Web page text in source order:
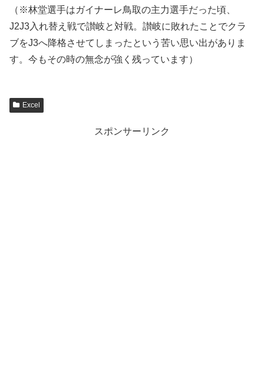
（※林堂選手はガイナーレ鳥取の主力選手だった頃、
J2J3入れ替え戦で讃岐と対戦。讃岐に敗れたことでクラ
ブをJ3へ降格させてしまったという苦い思い出がありま
す。今もその時の無念が強く残っています）
Excel
スポンサーリンク